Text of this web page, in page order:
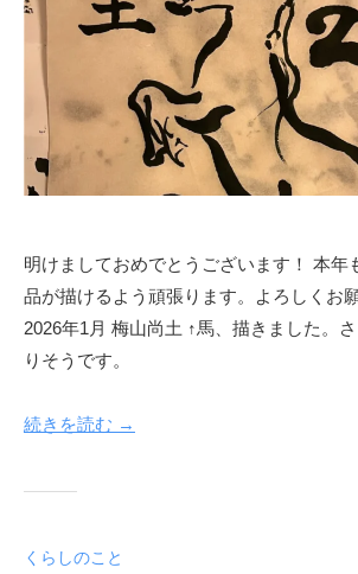
明けましておめでとうございます！ 本年
品が描けるよう頑張ります。よろしくお
2026年1月 梅山尚土 ↑馬、描きました。
りそうです。
続きを読む →
くらしのこと